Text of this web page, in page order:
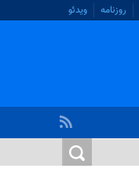
روزنامه ویدئو